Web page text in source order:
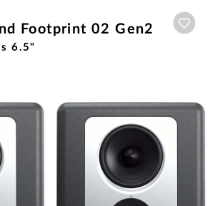
Footprint 02 Gen2
6.5"